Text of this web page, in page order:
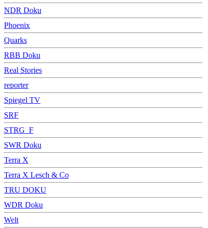
NDR Doku
Phoenix
Quarks
RBB Doku
Real Stories
reporter
Spiegel TV
SRF
STRG_F
SWR Doku
Terra X
Terra X Lesch & Co
TRU DOKU
WDR Doku
Welt